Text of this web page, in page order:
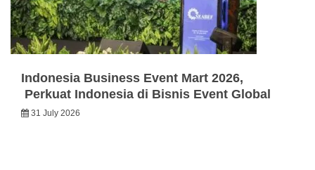
Indonesia Business Event Mart 2026,
Perkuat Indonesia di Bisnis Event Global
31 July 2026